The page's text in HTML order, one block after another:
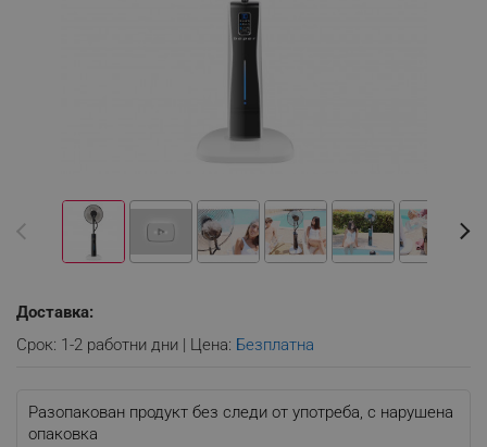
Доставка:
Срок: 1-2 работни дни | Цена: Безплатна
Разопакован продукт без следи от употреба, с нарушена
опаковка